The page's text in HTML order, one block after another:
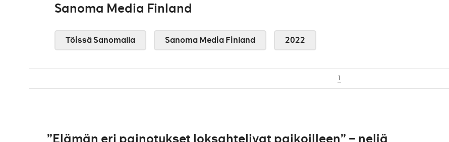
Sanoma Media Finland
Töissä Sanomalla Sanoma Media Finland 2022
1
”Elämän eri painotukset loksahtelivat paikoilleen” – neljä